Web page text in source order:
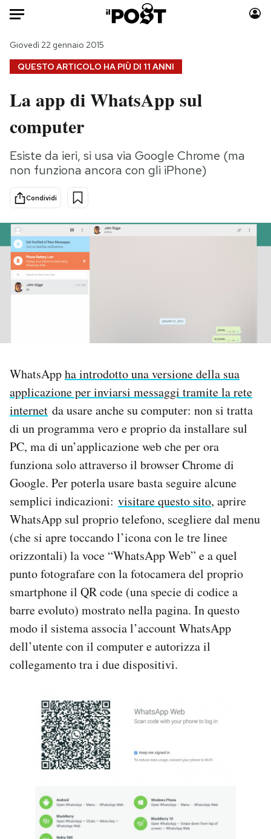
HOME
Italia
Politica
Tecnologia
Internet
Scienza
Cultura
Economia
Sport
Moda
Storie/Idee
Ok Boomer!
Altrecose
I MIEI PREFERITI
SHOP
CALENDARIO
Area Personale
Newsletter
Notifiche mobile
Regala il Post
Hai bisogno di aiuto?
Esci
QUESTO ARTICOLO HA PIÙ DI 11 ANNI
Giovedì 22 gennaio 2015
La app di WhatsApp sul
computer
Esiste da ieri, si usa via Google Chrome (ma
non funziona ancora con gli iPhone)
Condividi
WhatsAppha introdotto una versione della sua
applicazione per inviarsi messaggi tramite la rete
internet da usare anche su computer: non si tratta
di un programma vero e proprio da installare sul
PC, ma di un’applicazione web che per ora
funziona solo attraverso il browser Chrome di
Google. Per poterla usare basta seguire alcune
semplici indicazioni: visitare questo sito, aprire
WhatsApp sul proprio telefono, scegliere dal menu
(che si apre toccando l’icona con le tre linee
orizzontali) la voce “WhatsApp Web” e a quel
punto fotografare con la fotocamera del proprio
smartphone il QR code (una specie di codice a
barre evoluto) mostrato nella pagina. In questo
modo il sistema associa l’account WhatsApp
dell’utente con il computer e autorizza il
collegamento tra i due dispositivi.